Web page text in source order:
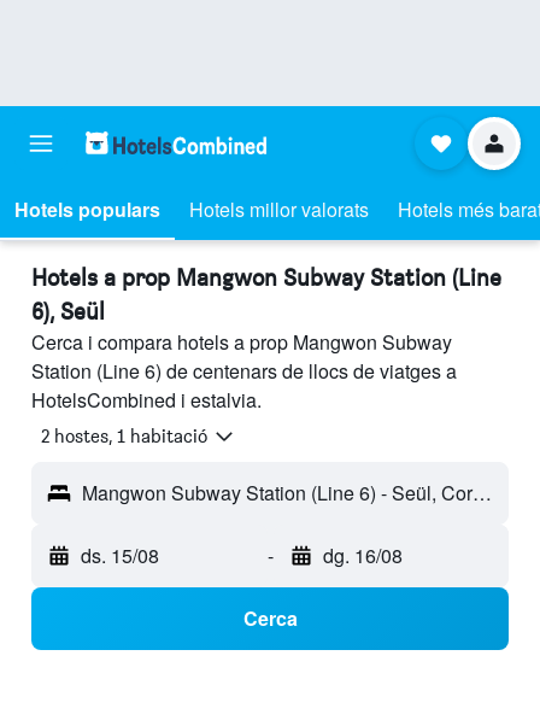
Hotels populars Hotels millor valorats Hotels més
Hotels a prop Mangwon Subway Station (Line
6), Seül
Cerca i compara hotels a prop Mangwon Subway
Station (Line 6) de centenars de llocs de viatges a
HotelsCombined i estalvia.
2 hostes, 1 habitació
Mangwon Subway Station (Line 6) - Seül, Corea del Sud
ds. 15/08 - dg. 16/08
Cerca